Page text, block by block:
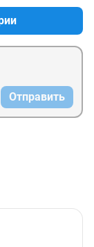
Отправить